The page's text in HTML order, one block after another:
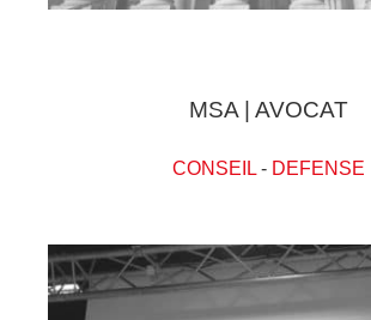
MSA | AVOCAT
CONSEIL- DEFENSE